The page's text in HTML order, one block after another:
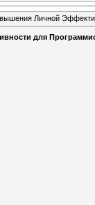
Личной
для